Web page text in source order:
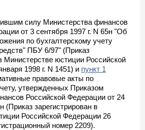
силу Министерства финансов
от 3 сентября 1997 г. N 65н "Об
по бухгалтерскому учету
ПБУ 6/97" (Приказ
Министерстве юстиции Российской
1998 г. N 1451) и пункт 1
правовые акты по
утвержденных Приказом
Российской Федерации от 24
(Приказ зарегистрирован в
Российской Федерации 26
номер 2209).